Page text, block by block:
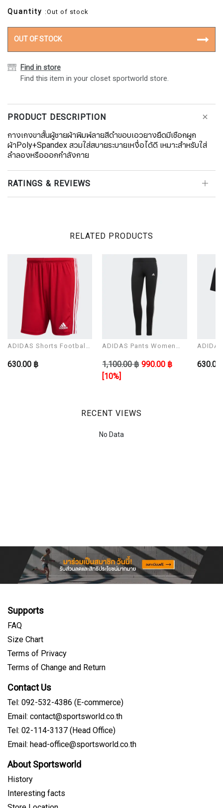
Quantity :Out of stock
OUT OF STOCK
Find in store
Find this item in your closet sportworld store.
PRODUCT DESCRIPTION
กางเกงขาสั้นผู้ชายผ้าพิมพ์ลายสีดำขอบเอวยางยืดมีเชือกผูก
ผ้าPoly+Spandex สวมใส่สบายระบายเหงื่อได้ดี เหมาะสำหรับใส่
ลำลองหรือออกกำลังกาย
RATINGS & REVIEWS
RELATED PRODUCTS
ADIDAS Shorts Football
SHO
630.00 ฿
ADIDAS Pants Women
1,100.00 ฿ 990.00 ฿
[10%]
RECENT VIEWS
No Data
Supports
FAQ
Size Chart
Terms of Privacy
Terms of Change and Return
Contact Us
Tel: 092-532-4386 (E-commerce)
Email: contact@sportsworld.co.th
Tel: 02-114-3137 (Head Office)
Email: head-office@sportsworld.co.th
About Sportsworld
History
Interesting facts